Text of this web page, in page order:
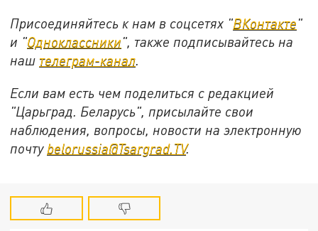
Присоединяйтесь к нам в соцсетях "ВКонтакте"
и "Одноклассники", также подписывайтесь на
наш телеграм-канал.
Если вам есть чем поделиться с редакцией
"Царьград. Беларусь", присылайте свои
наблюдения, вопросы, новости на электронную
почту belorussia@Tsargrad.TV.